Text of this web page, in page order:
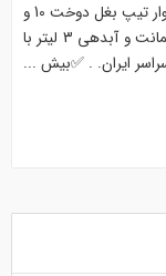
⚙️ مجتمع تولیدی صنعتی a.s ⚙️. . ✅فروش ویژه نوار تیپ بغل دوخت 10 و
20 و 30 سانتی از 9 تا 11 کیلو با یک فصل کشت ضمانت و آبدهی 3 لیتر با